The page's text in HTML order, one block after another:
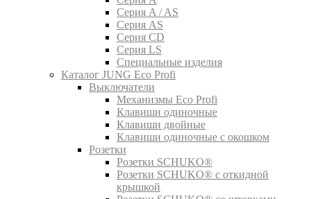
Серия A / AS
Серия AS
Серия CD
Серия LS
Специальные изделия
Каталог JUNG Eco Profi
Выключатели
Механизмы Eco Profi
Клавиши одиночные
Клавиши двойные
Клавиши одиночные с окошком
Розетки
Розетки SCHUKO®
Розетки SCHUKO® с откидной
крышкой